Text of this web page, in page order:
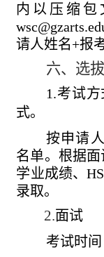
内以压缩包
请人姓名+报
六、选
1.考试
式。
按申请
名单。根据面
学业成绩、
录取。
2.面试
考试时间